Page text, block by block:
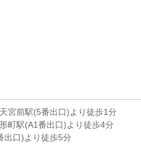
宮前駅(5番出口)より徒歩1分
町駅(A1番出口)より徒歩4分
出口)より徒歩5分